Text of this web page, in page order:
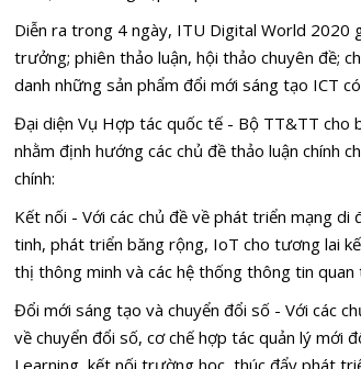
Diễn ra trong 4 ngày, ITU Digital World 2020
trưởng; phiên thảo luận, hội thảo chuyên đề;
danh những sản phẩm đổi mới sáng tạo ICT
Đại diện Vụ Hợp tác quốc tế - Bộ TT&TT cho
nhằm định hướng các chủ đề thảo luận chính
chính:
Kết nối - Với các chủ đề về phát triển mạng
tinh, phát triển băng rộng, IoT cho tương lai
thị thông minh và các hệ thống thông tin quan
Đổi mới sáng tạo và chuyển đổi số - Với các
về chuyển đổi số, cơ chế hợp tác quản lý mới
Learning, kết nối trường học, thúc đẩy phát